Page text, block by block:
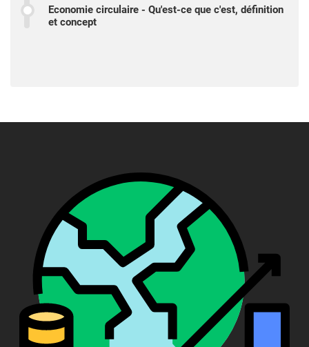
Economie circulaire - Qu'est-ce que c'est, définition
et concept